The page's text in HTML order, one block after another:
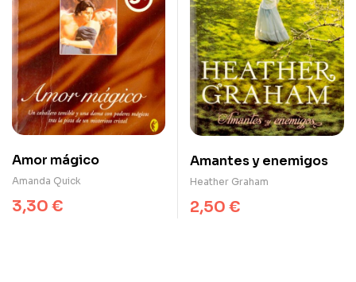
Amor mágico
Amanda Quick
3,30 €
Amantes y enemigos
Heather Graham
2,50 €